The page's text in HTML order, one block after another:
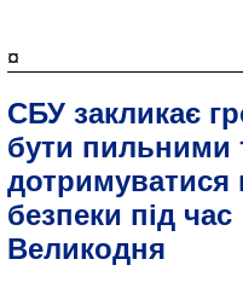
¤
СБУ закликає
бути пильними
дотримуватися
безпеки під час
Великодня